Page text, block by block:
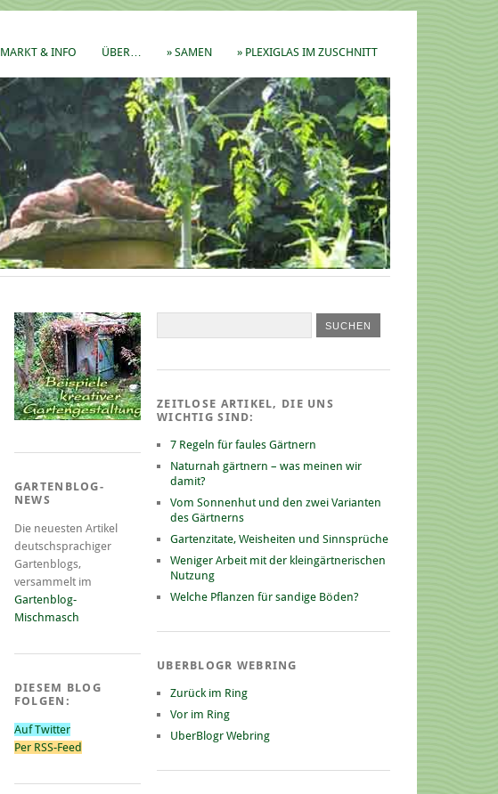
MARKT & INFO ÜBER… » SAMEN » PLEXIGLAS IM ZUSCHNITT
GARTENBLOG-
NEWS
Die neuesten Artikel
deutschsprachiger
Gartenblogs,
versammelt im
Gartenblog-
Mischmasch
DIESEM BLOG
FOLGEN:
Auf Twitter
Per RSS-Feed
ZEITLOSE ARTIKEL, DIE UNS
WICHTIG SIND:
7 Regeln für faules Gärtnern
Naturnah gärtnern – was meinen wir
damit?
Vom Sonnenhut und den zwei Varianten
des Gärtnerns
Gartenzitate, Weisheiten und Sinnsprüche
Weniger Arbeit mit der kleingärtnerischen
Nutzung
Welche Pflanzen für sandige Böden?
UBERBLOGR WEBRING
Zurück im Ring
Vor im Ring
UberBlogr Webring